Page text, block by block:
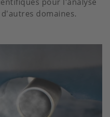
domaines.